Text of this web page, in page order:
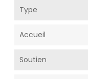
Type
Accueil
Soutien